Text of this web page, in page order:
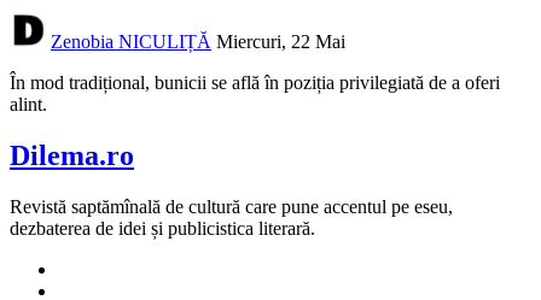
Zenobia NICULIȚĂ Miercuri, 22 Mai
În mod tradițional, bunicii se află în poziția privilegiată de a oferi
alint.
Dilema.ro
Revistă saptămînală de cultură care pune accentul pe eseu,
dezbaterea de idei și publicistica literară.